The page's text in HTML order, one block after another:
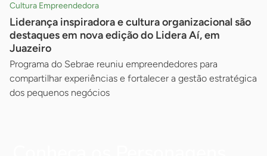
Cultura Empreendedora
Liderança inspiradora e cultura organizacional são
destaques em nova edição do Lidera Aí, em
Juazeiro
Programa do Sebrae reuniu empreendedores para
compartilhar experiências e fortalecer a gestão estratégica
dos pequenos negócios